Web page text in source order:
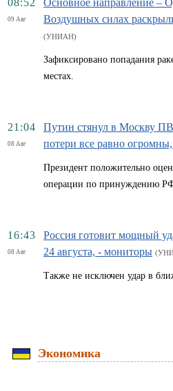
08:52
09 Авг
Основное направление –
Воздушных силах
(УНИАН)
Зафиксировано попадания
местах.
21:04
08 Авг
Путин стянул в Москву
потери все равно
Президент положительно
операции по принуждению
16:43
08 Авг
Россия готовит мощный
24 августа, - мониторы
Также не исключен удар в
Экономика